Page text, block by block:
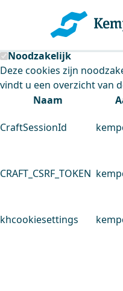
Kempenhaeghe
Deze site plaatst
Noodzakelijk
Deze cookies zijn
vindt u een overzicht van
Naam
CraftSessionId
CRAFT_CSRF_TOKEN
khcookiesettings